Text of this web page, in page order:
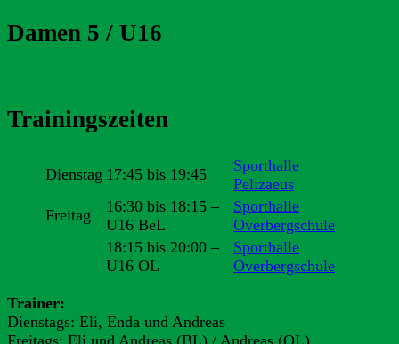
Damen 5 / U16
Trainingszeiten
Dienstag 17:45 bis 19:45
Sporthalle
Pelizaeus
Freitag
16:30 bis 18:15 –
U16 BeL
Sporthalle
Overbergschule
18:15 bis 20:00 –
U16 OL
Sporthalle
Overbergschule
Trainer:
Dienstags: Eli, Enda und Andreas
Freitags: Eli und Andreas (BL) / Andreas (OL)